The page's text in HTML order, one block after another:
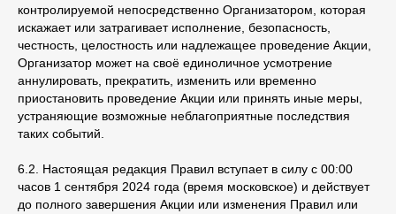
контролируемой непосредственно Организатором, которая
искажает или затрагивает исполнение, безопасность,
честность, целостность или надлежащее проведение Акции,
Организатор может на своё единоличное усмотрение
аннулировать, прекратить, изменить или временно
приостановить проведение Акции или принять иные меры,
устраняющие возможные неблагоприятные последствия
таких событий.
6.2. Настоящая редакция Правил вступает в силу с 00:00
часов 1 сентября 2024 года (время московское) и действует
до полного завершения Акции или изменения Правил или
Сведения и документы организации,
по проведению курсов
Сведения и документы организации,
осуществляющей оказание консультационных услуг
Образовательная лицензия № Л035-01298-
77/00179730 от 28.02.2022
СДС «Методология CRAFT», свидетельство №
О нас